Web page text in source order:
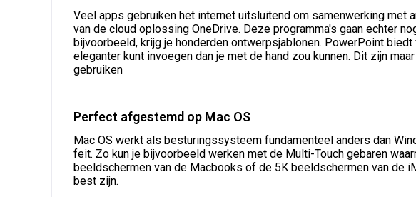
Veel apps gebruiken het internet uitsluitend om samenwerking met
van de cloud oplossing OneDrive. Deze programma's gaan echter
bijvoorbeeld, krijg je honderden ontwerpsjablonen. PowerPoint
eleganter kunt invoegen dan je met de hand zou kunnen. Dit zijn
gebruiken
Perfect afgestemd op Mac OS
Mac OS werkt als besturingssysteem fundamenteel anders dan
feit. Zo kun je bijvoorbeeld werken met de Multi-Touch gebaren
beeldschermen van de Macbooks of de 5K beeldschermen van de
best zijn.